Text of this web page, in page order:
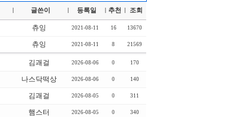
글쓴이 등록일 추천 조회
츄잉 2021-08-11 16 13670
츄잉 2021-08-11 8 21569
김괘걸 2026-08-06 0 170
나스닥떡상 2026-08-06 0 140
김괘걸 2026-08-05 0 311
햄스터 2026-08-05 0 340